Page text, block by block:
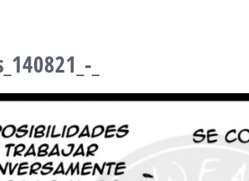
_